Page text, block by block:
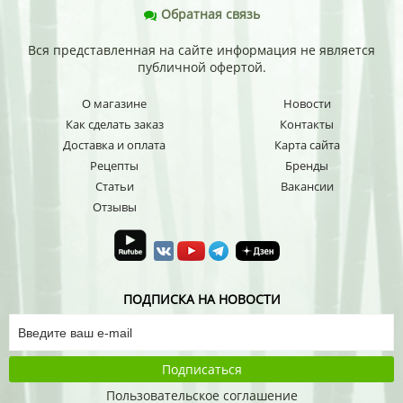
Обратная связь
Вся представленная на сайте информация не является
публичной офертой.
О магазине
Как сделать заказ
Доставка и оплата
Рецепты
Статьи
Отзывы
Новости
Контакты
Карта сайта
Бренды
Вакансии
ПОДПИСКА НА НОВОСТИ
Подписаться
Пользовательское соглашение